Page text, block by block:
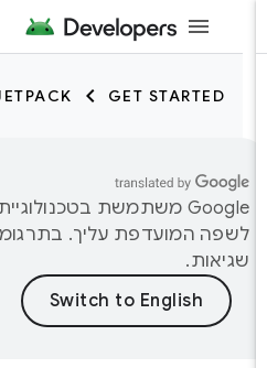
GET STARTED
JETPACK
לשפה המועדפת עליך.
שגיאות.